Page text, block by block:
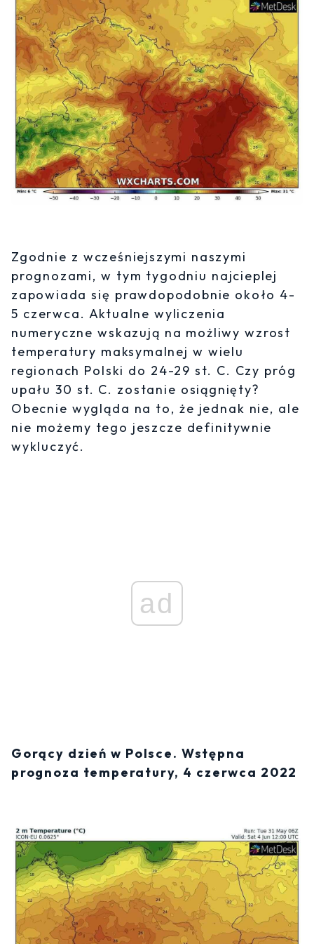
Zgodnie z wcześniejszymi naszymi
prognozami, w tym tygodniu najcieplej
zapowiada się prawdopodobnie około 4-
5 czerwca. Aktualne wyliczenia
numeryczne wskazują na możliwy wzrost
temperatury maksymalnej w wielu
regionach Polski do 24-29 st. C. Czy próg
upału 30 st. C. zostanie osiągnięty?
Obecnie wygląda na to, że jednak nie, ale
nie możemy tego jeszcze definitywnie
wykluczyć.
ad
Gorący dzień w Polsce. Wstępna
prognoza temperatury, 4 czerwca 2022